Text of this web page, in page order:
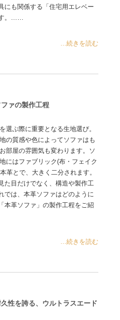
にも関係する「住宅用エレベー
。……
...続きを読む
ァの製作工程
選ぶ際に重要となる生地選び。
の質感や色によってソファはも
部屋の雰囲気も変わります。ソ
にはファブリック(布・フェイク
革とで、大きく二分されます。
た目だけでなく、構造や製作工
では、本革ソファはどのように
本革ソファ」の製作工程をご紹
...続きを読む
性を誇る、ウルトラスエード